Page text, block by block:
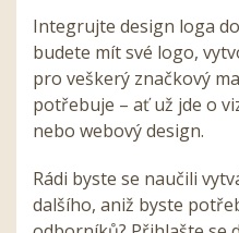
Integrujte design loga
budete mít své logo,
pro veškerý značkový
potřebuje – ať už jde o
nebo webový design.
Rádi byste se naučili
dalšího, aniž byste